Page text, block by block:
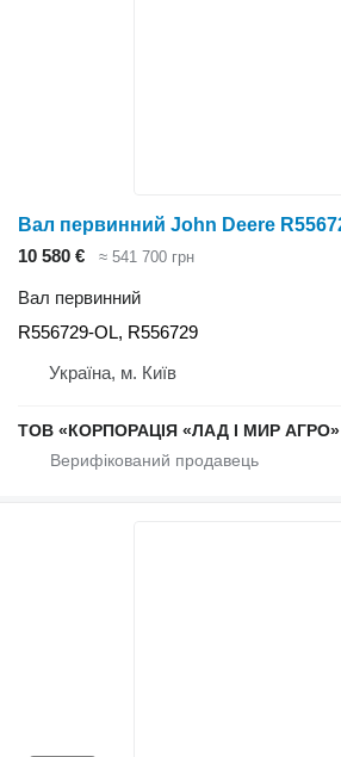
10 580 € ≈ 541 700 грн
Вал первинний
R556729-OL, R556729
Україна, м. Київ
ТОВ «КОРПОРАЦІЯ «ЛАД І МИР АГРО»